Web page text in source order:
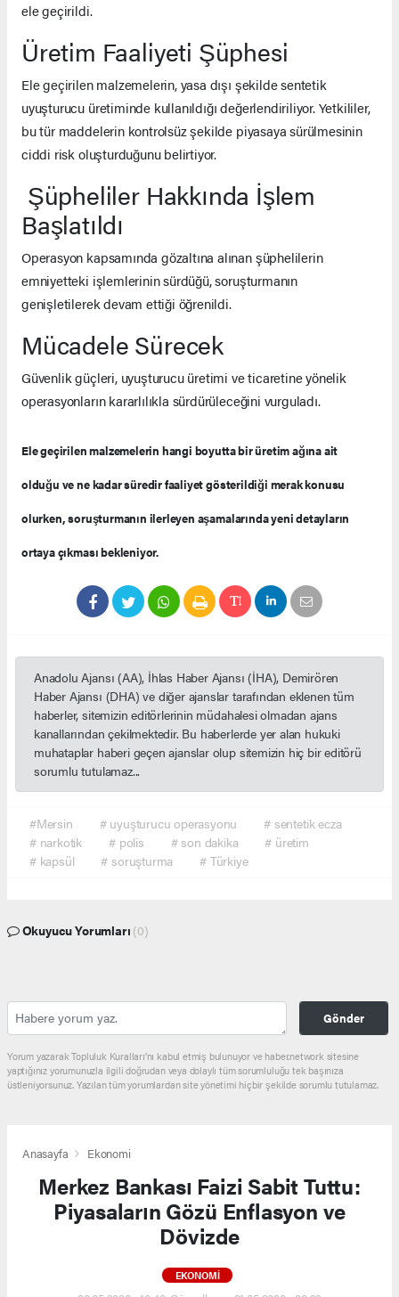
ele geçirildi.
Üretim Faaliyeti Şüphesi
Ele geçirilen malzemelerin, yasa dışı şekilde sentetik
uyuşturucu üretiminde kullanıldığı değerlendiriliyor. Yetkililer,
bu tür maddelerin kontrolsüz şekilde piyasaya sürülmesinin
ciddi risk oluşturduğunu belirtiyor.
Şüpheliler Hakkında İşlem
Başlatıldı
Operasyon kapsamında gözaltına alınan şüphelilerin
emniyetteki işlemlerinin sürdüğü, soruşturmanın
genişletilerek devam ettiği öğrenildi.
Mücadele Sürecek
Güvenlik güçleri, uyuşturucu üretimi ve ticaretine yönelik
operasyonların kararlılıkla sürdürüleceğini vurguladı.
Ele geçirilen malzemelerin hangi boyutta bir üretim ağına ait
olduğu ve ne kadar süredir faaliyet gösterildiği merak konusu
olurken, soruşturmanın ilerleyen aşamalarında yeni detayların
ortaya çıkması bekleniyor.
Anadolu Ajansı (AA), İhlas Haber Ajansı (İHA), Demirören
Haber Ajansı (DHA) ve diğer ajanslar tarafından eklenen tüm
haberler, sitemizin editörlerinin müdahalesi olmadan ajans
kanallarından çekilmektedir. Bu haberlerde yer alan hukuki
muhataplar haberi geçen ajanslar olup sitemizin hiç bir editörü
sorumlu tutulamaz...
#Mersin # uyuşturucu operasyonu
# sentetik ecza
# narkotik
# polis # son dakika
# üretim
# kapsül
# soruşturma # Türkiye
Okuyucu Yorumları (0)
Gönder
Yorum yazarak Topluluk Kuralları’nı kabul etmiş bulunuyor ve haber.network sitesine
yaptığınız yorumunuzla ilgili doğrudan veya dolaylı tüm sorumluluğu tek başınıza
üstleniyorsunuz. Yazılan tüm yorumlardan site yönetimi hiçbir şekilde sorumlu tutulamaz.
Anasayfa Ekonomi
Merkez Bankası Faizi Sabit Tuttu:
Piyasaların Gözü Enflasyon ve
Dövizde
EKONOMI